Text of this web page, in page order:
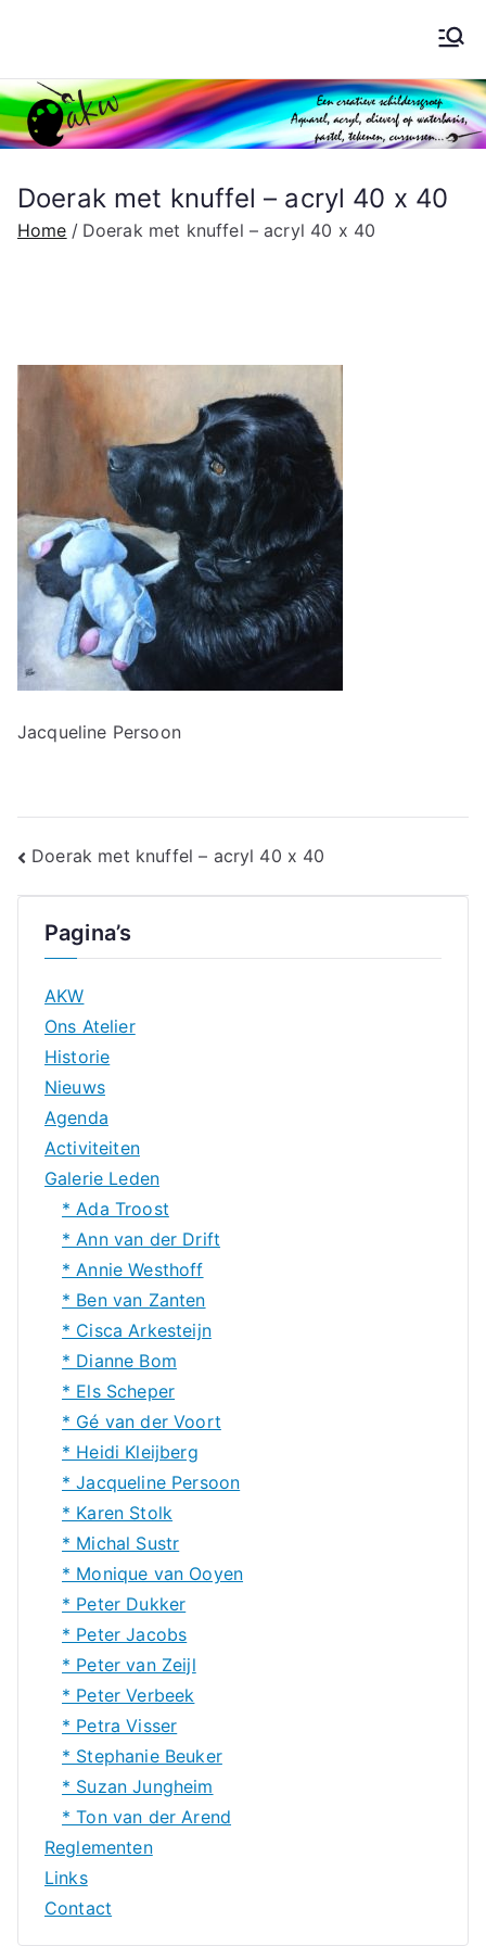
de
inhoud
Schilderen AKW
Doerak met knuffel – acryl 40 x 40
Home Doerak met knuffel – acryl 40 x 40
Jacqueline Persoon
Bericht
navigatie
Doerak met knuffel – acryl 40 x 40
Pagina’s
AKW
Ons Atelier
Historie
Nieuws
Agenda
Activiteiten
Galerie Leden
* Ada Troost
* Ann van der Drift
* Annie Westhoff
* Ben van Zanten
* Cisca Arkesteijn
* Dianne Bom
* Els Scheper
* Gé van der Voort
* Heidi Kleijberg
* Jacqueline Persoon
* Karen Stolk
* Michal Sustr
* Monique van Ooyen
* Peter Dukker
* Peter Jacobs
* Peter van Zeijl
* Peter Verbeek
* Petra Visser
* Stephanie Beuker
* Suzan Jungheim
* Ton van der Arend
Reglementen
Links
Contact